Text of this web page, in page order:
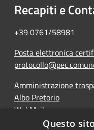
Recapiti e
+39 0761/58981
Posta elettronica
Amministrazione
Albo Pretorio
WebMail
Dichiarazione di
Questo